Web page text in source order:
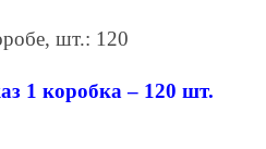
шт.: 120
1 коробка – 120 шт.